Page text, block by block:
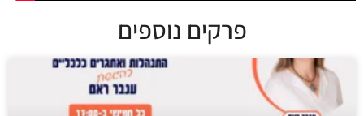
פרקים נוספים